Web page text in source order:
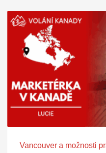
Vancouver a možnosti